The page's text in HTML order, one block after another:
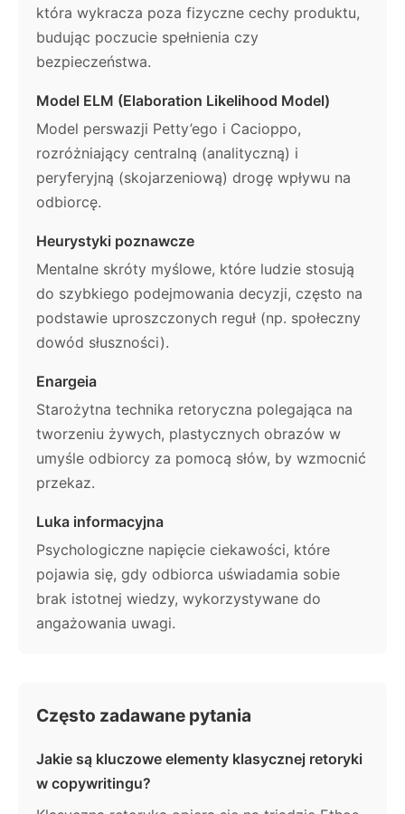
która wykracza poza fizyczne cechy produktu,
budując poczucie spełnienia czy
bezpieczeństwa.
Model ELM (Elaboration Likelihood Model)
Model perswazji Petty’ego i Cacioppo,
rozróżniający centralną (analityczną) i
peryferyjną (skojarzeniową) drogę wpływu na
odbiorcę.
Heurystyki poznawcze
Mentalne skróty myślowe, które ludzie stosują
do szybkiego podejmowania decyzji, często na
podstawie uproszczonych reguł (np. społeczny
dowód słuszności).
Enargeia
Starożytna technika retoryczna polegająca na
tworzeniu żywych, plastycznych obrazów w
umyśle odbiorcy za pomocą słów, by wzmocnić
przekaz.
Luka informacyjna
Psychologiczne napięcie ciekawości, które
pojawia się, gdy odbiorca uświadamia sobie
brak istotnej wiedzy, wykorzystywane do
angażowania uwagi.
Często zadawane pytania
Jakie są kluczowe elementy klasycznej retoryki
w copywritingu?